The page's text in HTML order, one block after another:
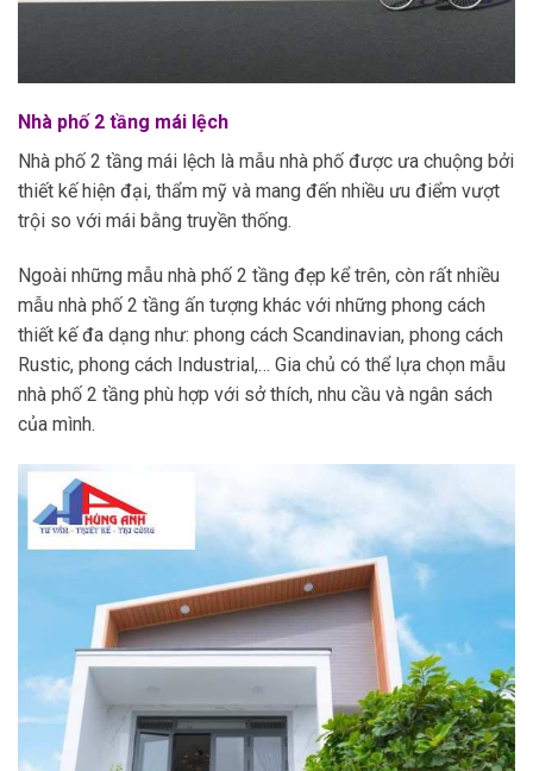
Nhà phố 2 tầng mái lệch
Nhà phố 2 tầng mái lệch là mẫu nhà phố được ưa chuộng bởi
thiết kế hiện đại, thẩm mỹ và mang đến nhiều ưu điểm vượt
trội so với mái bằng truyền thống.
Ngoài những mẫu nhà phố 2 tầng đẹp kể trên, còn rất nhiều
mẫu nhà phố 2 tầng ấn tượng khác với những phong cách
thiết kế đa dạng như: phong cách Scandinavian, phong cách
Rustic, phong cách Industrial,… Gia chủ có thể lựa chọn mẫu
nhà phố 2 tầng phù hợp với sở thích, nhu cầu và ngân sách
của mình.